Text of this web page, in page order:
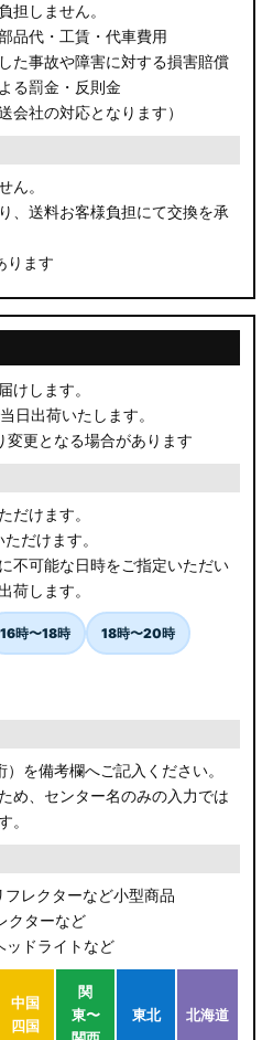
担しません。
品代・工賃・代車費用
た事故や障害に対する損害賠償
る罰金・反則金
会社の対応となります）
ん。
、送料お客様負担にて交換を承
ります
けします。
日出荷いたします。
更となる場合があります
だけます。
だけます。
不可能な日時をご指定いただい
荷します。
16時〜18時 18時〜20時
を備考欄へご記入ください。
め、センター名のみの入力では
。
レクターなど小型商品
クターなど
ッドライトなど
中国
四国
関
東〜
東北 北海道